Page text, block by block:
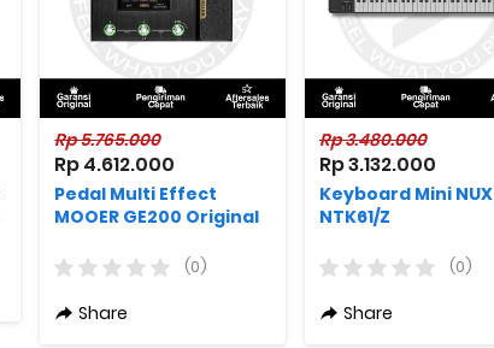
Rp 5.765.000
Rp 4.612.000
Pedal Multi Effect
MOOER GE200 Original
(0)
Share
Rp 3.480.000
Rp 3.132.000
Keyboard Mini NUX
NTK61/Z
(0)
Share